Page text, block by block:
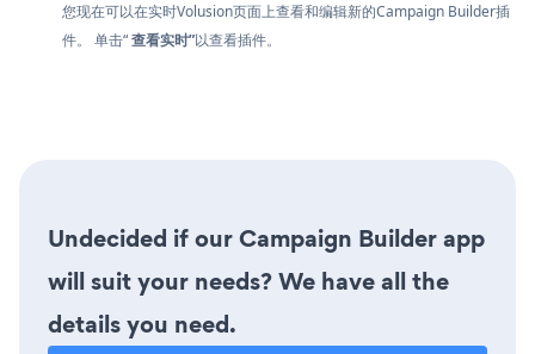
您现在可以在实时Volusion页面上查看和编辑新的Campaign Builder插
件。 单击“查看实时”以查看插件。
Undecided if our Campaign Builder app
will suit your needs? We have all the
details you need.